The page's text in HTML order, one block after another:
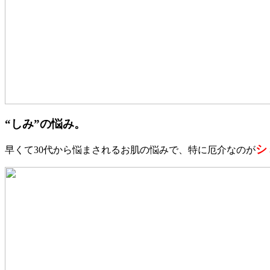
“しみ”の悩み。
早くて30代から悩まされるお肌の悩みで、特に厄介なのが